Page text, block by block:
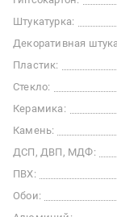
Штукатурка:
Декоративная
Пластик:
Стекло:
Керамика:
Камень:
ДСП, ДВП, МДФ:
ПВХ:
Обои: